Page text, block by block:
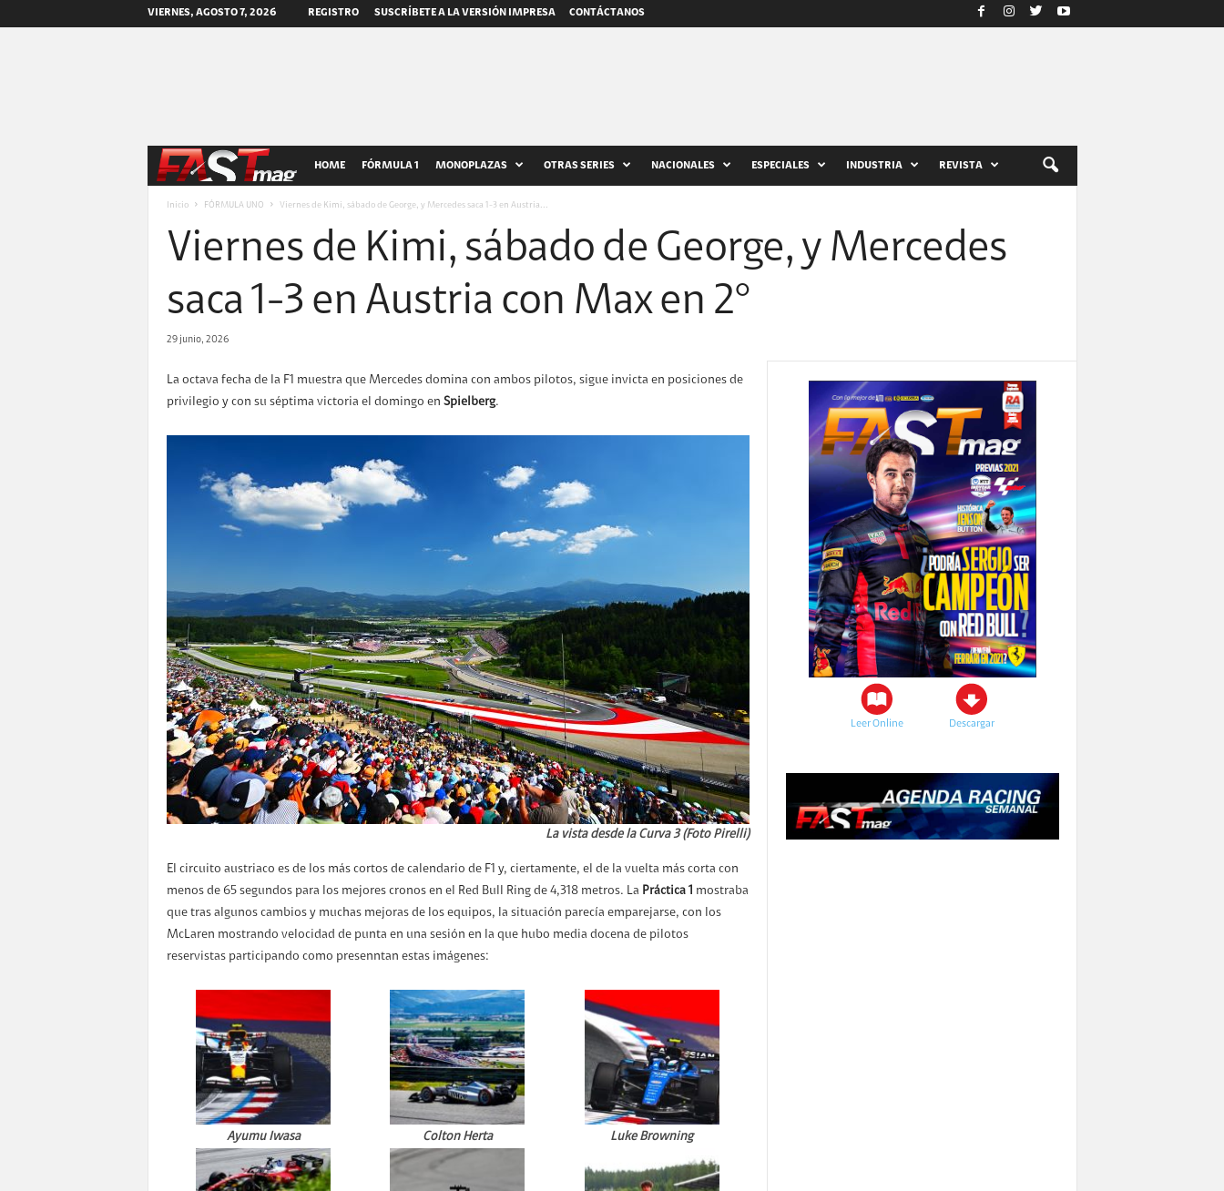
VIERNES, AGOSTO 7, 2026 REGISTRO SUSCRÍBETE A LA VERSIÓN IMPRESA CONTÁCTANOS
A
g
HOME FÓRMULA 1 MONOPLAZAS OTRAS SERIES NACIONALES ESPECIALES INDUSTRIA REVISTA
Inicio FÓRMULA UNO Viernes de Kimi, sábado de George, y Mercedes saca 1-3 en Austria...
Viernes de Kimi, sábado de George, y Mercedes
saca 1-3 en Austria con Max en 2°
29 junio, 2026
La octava fecha de la F1 muestra que Mercedes domina con ambos pilotos, sigue invicta en posiciones de
privilegio y con su séptima victoria el domingo en Spielberg.
La vista desde la Curva 3 (Foto Pirelli)
El circuito austriaco es de los más cortos de calendario de F1 y, ciertamente, el de la vuelta más corta con
menos de 65 segundos para los mejores cronos en el Red Bull Ring de 4,318 metros. La Práctica 1 mostraba
que tras algunos cambios y muchas mejoras de los equipos, la situación parecía emparejarse, con los
McLaren mostrando velocidad de punta en una sesión en la que hubo media docena de pilotos
reservistas participando como presenntan estas imágenes:
Ayumu Iwasa Colton Herta Luke Browning
Leer Online Descargar